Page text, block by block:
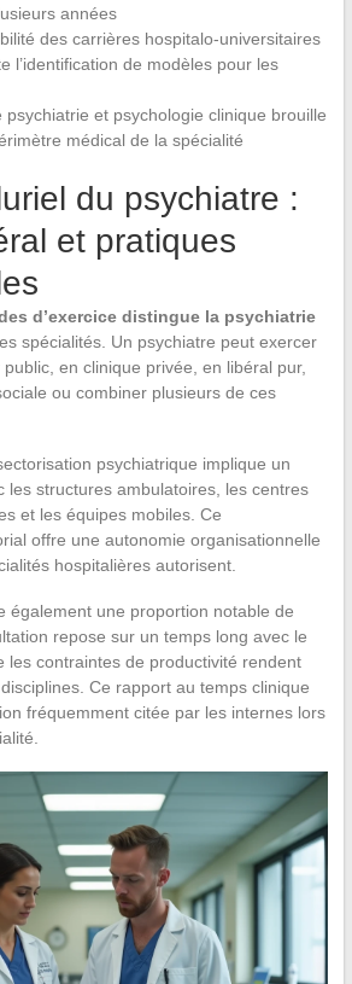
années
des carrières hospitalo-universitaires
l’identification de modèles pour les
psychiatrie et psychologie clinique brouille
médical de la spécialité
du psychiatre :
et pratiques
d’exercice distingue la psychiatrie
spécialités. Un psychiatre peut exercer
en clinique privée, en libéral pur,
ou combiner plusieurs de ces
psychiatrique implique un
les structures ambulatoires, les centres
et les équipes mobiles. Ce
offre une autonomie organisationnelle
hospitalières autorisent.
également une proportion notable de
repose sur un temps long avec le
les contraintes de productivité rendent
Ce rapport au temps clinique
fréquemment citée par les internes lors